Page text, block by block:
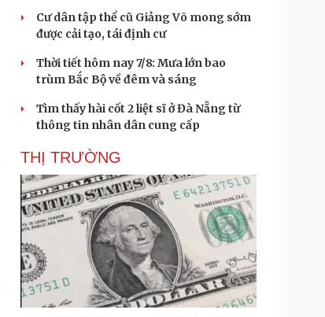
Cư dân tập thể cũ Giảng Võ mong sớm
được cải tạo, tái định cư
Thời tiết hôm nay 7/8: Mưa lớn bao
trùm Bắc Bộ về đêm và sáng
Tìm thấy hài cốt 2 liệt sĩ ở Đà Nẵng từ
thông tin nhân dân cung cấp
THỊ TRƯỜNG